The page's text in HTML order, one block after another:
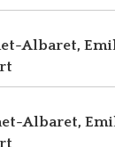
Albaret,
Albaret,